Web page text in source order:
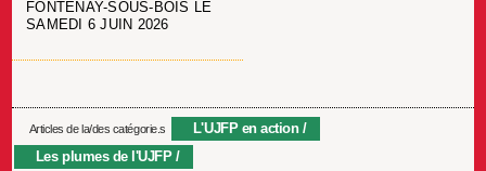
FONTENAY-SOUS-BOIS LE
SAMEDI 6 JUIN 2026
Articles de la/des catégorie.s
L'UJFP en action
Les plumes de l'UJFP